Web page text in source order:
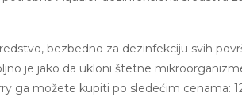
bezbedno za dezinfekciju svih
je jako da ukloni štetne
ga možete kupiti po sledećim cenama: